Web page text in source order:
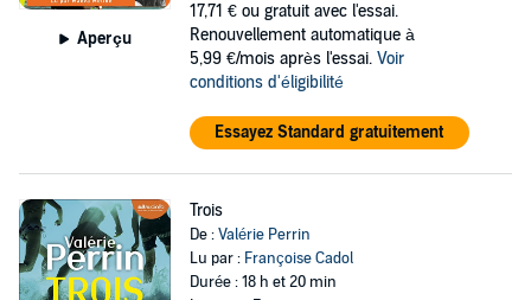
Aperçu
17,71 € ou gratuit avec l'essai.
Renouvellement automatique à
5,99 €/mois après l'essai. Voir
conditions d'éligibilité
Essayez Standard gratuitement
Trois
De :Valérie Perrin
Lu par : Françoise Cadol
Durée : 18 h et 20 min